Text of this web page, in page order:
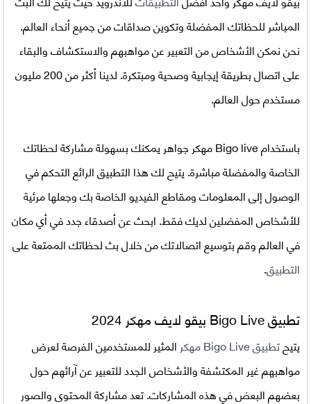
المباشر للحظاتك المفضلة وتكوين صداقات من جميع أنحاء العالم.
نحن نمكن الأشخاص من التعبير عن مواهبهم والاستكشاف والبقاء
على اتصال بطريقة إيجابية وصحية ومبتكرة. لدينا أكثر من 200 مليون
مستخدم حول العالم.
باستخدامBigo live مهكر جواهر
يمكنك بسهولة مشاركة لحظاتك
الخاصة والمفضلة مباشرة. يتيح لك هذا التطبيق الرائع التحكم في
الوصول إلى المعلومات ومقاطع الفيديو الخاصة بك وجعلها مرئية
للأشخاص المفضلين لديك فقط. ابحث عن أصدقاء جدد في أي مكان
في العالم وقم بتوسيع اتصالاتك من خلال بث لحظاتك الممتعة على
التطبيق.
تطبيق Bigo Live بيقو لايف مهكر 2024
يتيحتطبيق Bigo Live مهكر
المثير للمستخدمين الفرصة لعرض
مواهبهم غير المكتشفة والأشخاص الجدد للتعبير عن آرائهم حول
بعضهم البعض في هذه المشاركات. تعد مشاركة المحتوى والصور